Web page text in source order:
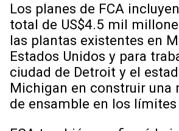
Los planes de FCA
total de US$4.5 mil
las plantas existentes en
Estados Unidos y para
ciudad de Detroit y el
Michigan en construir una
de ensamble en los